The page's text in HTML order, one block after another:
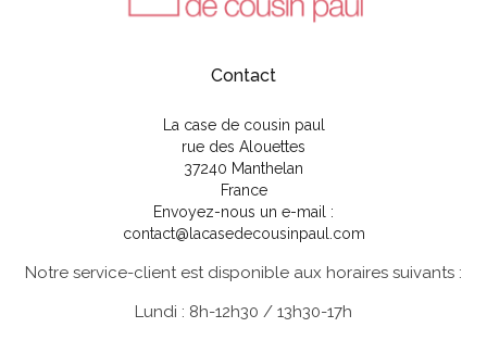
Contact
La case de cousin paul
rue des Alouettes
37240 Manthelan
France
Envoyez-nous un e-mail :
contact@lacasedecousinpaul.com
Notre service-client est disponible aux horaires suivants :
Lundi : 8h-12h30 / 13h30-17h